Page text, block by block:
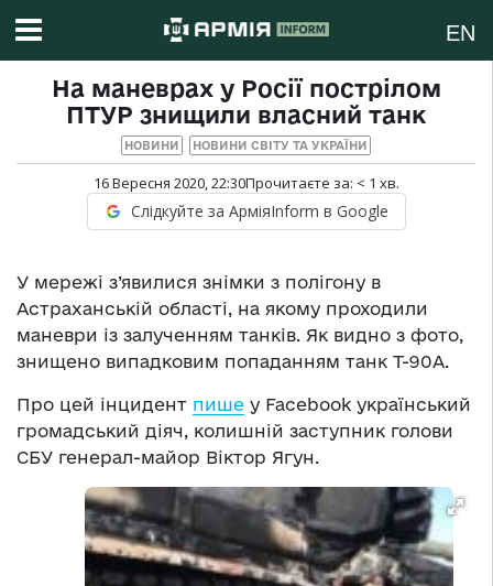
EN
На маневрах у Росії пострілом
ПТУР знищили власний танк
НОВИНИ НОВИНИ СВІТУ ТА УКРАЇНИ
16 Вересня 2020, 22:30Прочитаєте за: < 1 хв.
Слідкуйте за АрміяInform в Google
У мережі з’явилися знімки з полігону в
Астраханській області, на якому проходили
маневри із залученням танків. Як видно з фото,
знищено випадковим попаданням танк Т-90А.
Про цей інцидент пише у Facebook український
громадський діяч, колишній заступник голови
СБУ генерал-майор Віктор Ягун.